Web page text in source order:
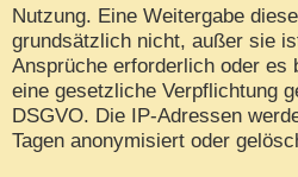
Nutzung. Eine Weitergabe
grundsätzlich nicht, außer sie
Ansprüche erforderlich oder es
eine gesetzliche Verpflichtung
DSGVO. Die IP-Adressen
Tagen anonymisiert oder